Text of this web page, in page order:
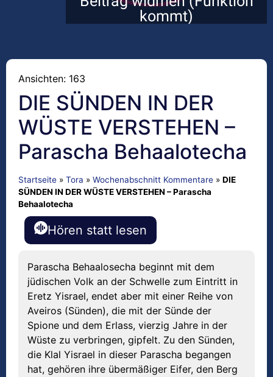
kommt)
Ansichten: 163
DIE SÜNDEN IN DER
WÜSTE VERSTEHEN –
Parascha Behaalotecha
Startseite » Tora » Wochenabschnitt Kommentare » DIE
SÜNDEN IN DER WÜSTE VERSTEHEN – Parascha
Behaalotecha
Hören statt lesen
Parascha Behaalosecha beginnt mit dem
jüdischen Volk an der Schwelle zum Eintritt in
Eretz Yisrael, endet aber mit einer Reihe von
Aveiros (Sünden), die mit der Sünde der
Spione und dem Erlass, vierzig Jahre in der
Wüste zu verbringen, gipfelt. Zu den Sünden,
die Klal Yisrael in dieser Parascha begangen
hat, gehören ihre übermäßiger Eifer, den Berg